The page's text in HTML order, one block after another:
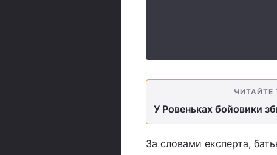
ЧИТАЙТЕ
У Ровеньках бойовики
За словами експерта,